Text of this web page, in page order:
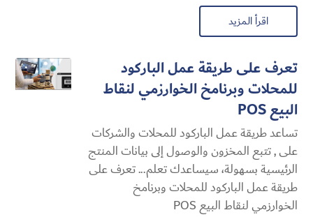
اقرأ المزيد
تعرف على طريقة عمل الباركود
للمحلات وبرنامخ الخوارزمي لنقاط
البيع POS
تساعد طريقة عمل الباركود للمحلات والشركات
على , تتبع المخزون والوصول إلى بيانات المنتج
الرئيسية بسهولة، سيساعدك تعلم... تعرف على
طريقة عمل الباركود للمحلات وبرنامخ
الخوارزمي لنقاط البيع POS